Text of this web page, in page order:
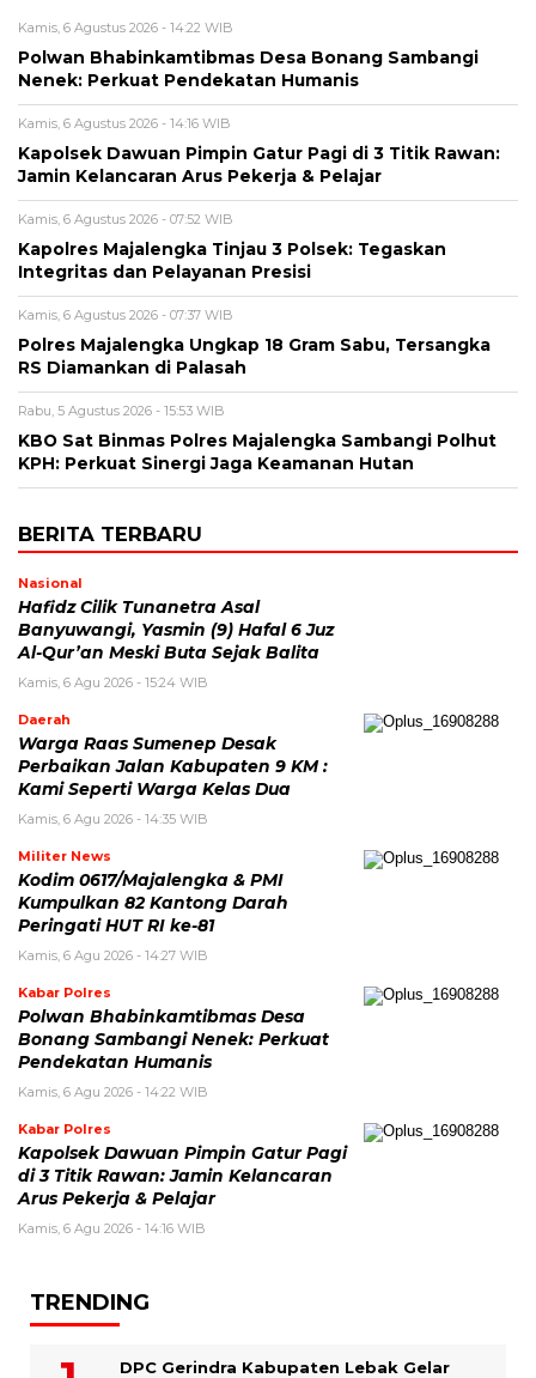
Kamis, 6 Agustus 2026 - 14:22 WIB
Polwan Bhabinkamtibmas Desa Bonang Sambangi
Nenek: Perkuat Pendekatan Humanis
Kamis, 6 Agustus 2026 - 14:16 WIB
Kapolsek Dawuan Pimpin Gatur Pagi di 3 Titik Rawan:
Jamin Kelancaran Arus Pekerja & Pelajar
Kamis, 6 Agustus 2026 - 07:52 WIB
Kapolres Majalengka Tinjau 3 Polsek: Tegaskan
Integritas dan Pelayanan Presisi
Kamis, 6 Agustus 2026 - 07:37 WIB
Polres Majalengka Ungkap 18 Gram Sabu, Tersangka
RS Diamankan di Palasah
Rabu, 5 Agustus 2026 - 15:53 WIB
KBO Sat Binmas Polres Majalengka Sambangi Polhut
KPH: Perkuat Sinergi Jaga Keamanan Hutan
BERITA TERBARU
Nasional
Hafidz Cilik Tunanetra Asal
Banyuwangi, Yasmin (9) Hafal 6 Juz
Al-Qur’an Meski Buta Sejak Balita
Kamis, 6 Agu 2026 - 15:24 WIB
Daerah
Warga Raas Sumenep Desak
Perbaikan Jalan Kabupaten 9 KM :
Kami Seperti Warga Kelas Dua
Kamis, 6 Agu 2026 - 14:35 WIB
Militer News
Kodim 0617/Majalengka & PMI
Kumpulkan 82 Kantong Darah
Peringati HUT RI ke-81
Kamis, 6 Agu 2026 - 14:27 WIB
Kabar Polres
Polwan Bhabinkamtibmas Desa
Bonang Sambangi Nenek: Perkuat
Pendekatan Humanis
Kamis, 6 Agu 2026 - 14:22 WIB
Kabar Polres
Kapolsek Dawuan Pimpin Gatur Pagi
di 3 Titik Rawan: Jamin Kelancaran
Arus Pekerja & Pelajar
Kamis, 6 Agu 2026 - 14:16 WIB
TRENDING
DPC Gerindra Kabupaten Lebak Gelar